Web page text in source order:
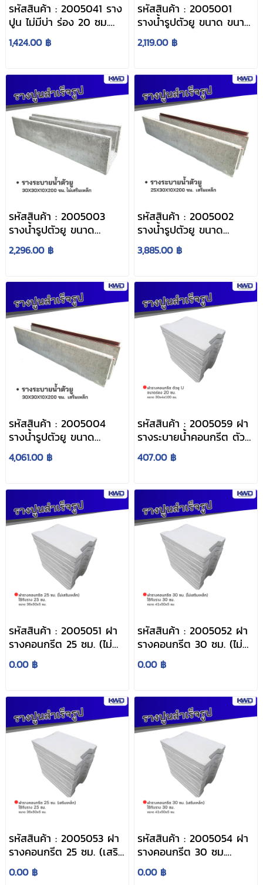
รหัสสินค้า : 2005041 ราง
ปูน ไม่มีบ่า ร่อง 20 ซม.
ยาว 1 เมตร + ตะแกรง
เหล็ก มีฉาก
1,424.00 ฿
รหัสสินค้า : 2005001
รางน้ำรูปตัวยู ขนาด ขนาด
25x30x10x200 ซม. ไม่
เสริมเหล็ก
2,119.00 ฿
รหัสสินค้า : 2005003
รางน้ำรูปตัวยู ขนาด
30x30x10x200 ซม. ไม่
เสริมเหล็ก
2,296.00 ฿
รหัสสินค้า : 2005002
รางน้ำรูปตัวยู ขนาด
25x30x10x200 ซม. เสริม
เหล็ก
3,885.00 ฿
รหัสสินค้า : 2005004
รางน้ำรูปตัวยู ขนาด
30x30x10x200 ซม. เสริม
เหล็ก
4,061.00 ฿
รหัสสินค้า : 2005059 ฝา
รางระบายน้ำคอนกรีต ตัวยู
U ขนาดร่อง 20 ซม. ขนาด
30x4x100 ซม.
407.00 ฿
รหัสสินค้า : 2005051 ฝา
รางคอนกรีต 25 ซม. (ไม่
เสริมเหล็ก) ใช้กับราง 25
ซม.
0.00 ฿
รหัสสินค้า : 2005052 ฝา
รางคอนกรีต 30 ซม. (ไม่
เสริมเหล็ก) ใช้กับราง 30
ซม.
0.00 ฿
รหัสสินค้า : 2005053 ฝา
รางคอนกรีต 25 ซม. (เสริม
เหล็ก) ใช้กับราง 25 ซม.
0.00 ฿
รหัสสินค้า : 2005054 ฝา
รางคอนกรีต 30 ซม.
(เสริมเหล็ก) ใช้กับราง 30
ซม.
0.00 ฿